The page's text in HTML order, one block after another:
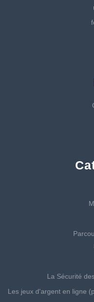
La Sécurité
Les jeux d'argent en ligne